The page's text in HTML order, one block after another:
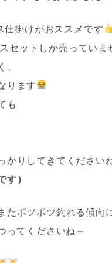
仕掛けがおススメです
セットしか売っていま
ります
も
かりしてきてください
す）
ポツポツ釣れる傾向
ってくださいね～